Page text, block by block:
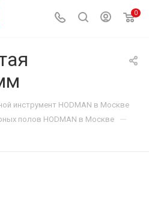
0
инструмент HODMAN в Москве
полов HODMAN в Москве —